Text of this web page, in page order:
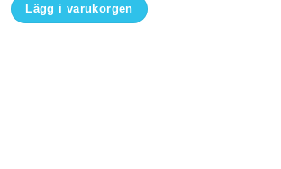
Lägg i varukorgen